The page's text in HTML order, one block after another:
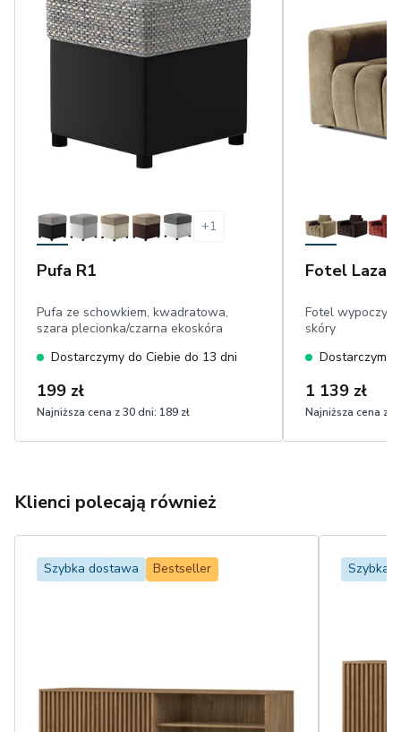
+1
Pufa R1
Pufa ze schowkiem, kwadratowa,
szara plecionka/czarna ekoskóra
Dostarczymy do Ciebie do 13 dni
199 zł
Najniższa cena z 30 dni: 189 zł
Fotel
Fotel
skóry
Dostarczymy
1 139 zł
Najniższa cena z
Klienci polecają również
Szybka dostawa Bestseller Szybka